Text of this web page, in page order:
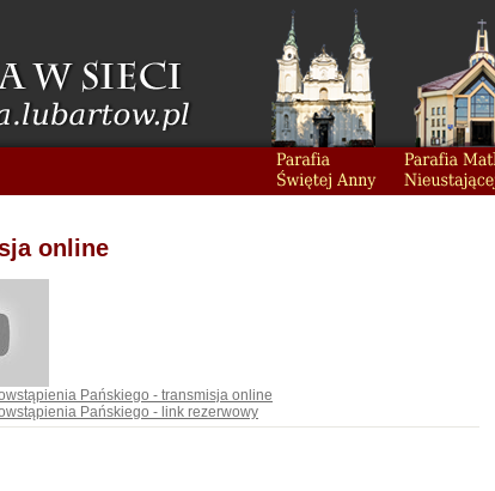
online
Pańskiego - transmisja online
Pańskiego - link rezerwowy